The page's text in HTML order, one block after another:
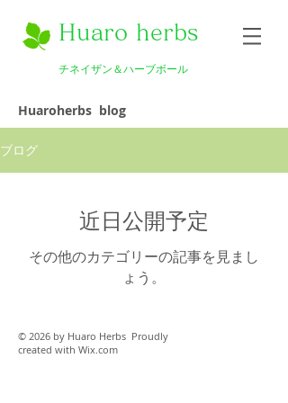
Huaro herbs
チネイザン＆ハーブボール
Huaroherbs blog
ブログ
近日公開予定
その他のカテゴリーの記事を見まし
ょう。
© 2026 by Huaro Herbs Proudly
created with Wix.com